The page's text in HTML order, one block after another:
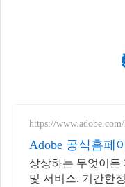
https://
Adobe 공식홈페
스트
상상하는 무엇이든
및 서비스. 기간한